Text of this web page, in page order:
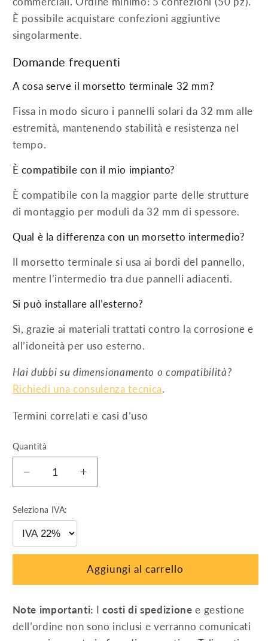
È possibile acquistare confezioni aggiuntive
singolarmente.
Domande frequenti
A cosa serve il morsetto terminale 32 mm?
Fissa in modo sicuro i pannelli solari da 32 mm alle
estremità, mantenendo stabilità e resistenza nel
tempo.
È compatibile con il mio impianto?
È compatibile con la maggior parte delle strutture
di montaggio per moduli da 32 mm di spessore.
Qual è la differenza con un morsetto intermedio?
Il morsetto terminale si usa ai bordi del pannello,
mentre l’intermedio tra due pannelli adiacenti.
Si può installare all’esterno?
Sì, grazie ai materiali trattati contro la corrosione e
all’idoneità per uso esterno.
Hai dubbi su dimensionamento o compatibilità?
Richiedi una consulenza tecnica.
Termini correlati e casi d’uso
Quantità
Diminuisci
quantità
per
Morsetto
terminale
per
FV
32
mm)
Aumenta
quantità
moduli
FV
32
mm)
Seleziona IVA:
Aggiungi al carrello
Note importanti: Icosti di spedizione e gestione
dell’ordine non sono inclusi e verranno comunicati